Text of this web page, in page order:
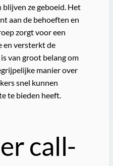
blijven ze geboeid. Het
aan de behoeften en
zorgt voor een
en versterkt de
van groot belang om
manier over
snel kunnen
te bieden heeft.
call-